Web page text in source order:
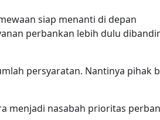
siap menanti di depan
perbankan lebih dulu
persyaratan. Nantinya pihak
menjadi nasabah prioritas